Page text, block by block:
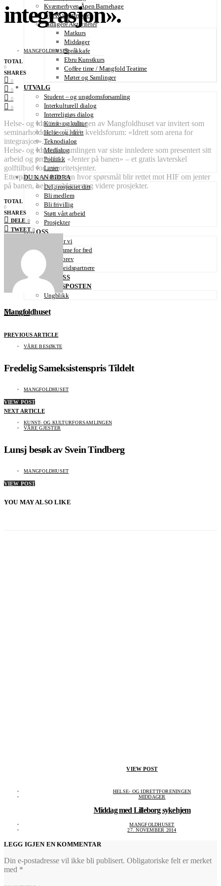
Kværnerbyen Åpen Barnehage
BUA Kværnerbyen
Tidligere Aktiviteter
Matkurs
Middager
Språkkafe
Ebru Kunstkurs
Coffee time / Mangfold Teatime
Møter og Samlinger
UTVALG
Student – og ungdomsforsamling
Interkulturell dialog
Interreligiøs dialog
Kunst- og kultur
Helse- og idrett
Teknodialog
Medialog
Politikk
Lærer
DU KAN BIDRA
Del prosjektet ditt
Bli medlem
Bli frivillig
Støtt vårt arbeid
Prosjekter
OM OSS
Hvem er vi
En stemme for fred
Nyhetsbrev
Samarbeidspartnere
KONTAKT OSS
MANGFOLDSPOSTEN
Ungblikk
0 LIKES
integrasjon».
MANGFOLDHUSET
TOTAL
0
SHARES
0
0
0
0
Helse- og Idrettsforsamlingen av Mangfoldhuset var invitert som
seminarholdere for EMI’s kveldsforum: «Idrett som arena for
integrasjon».
Helse- og Idrettsforsamlingen var siste innledere som presentert sitt
arbeid og prosjektet «Jenter på banen» – et gratis lavterskel
golftilbud for minoritetsjenter.
Etterpå i paneldebatten hvor spørsmål blir rettet mot HIF om jenter
på banen, helseproblemer og videre prosjekter.
TOTAL
0
SHARES
DELE 0
TWEET 0
Mangfoldhuset
PREVIOUS ARTICLE
VÅRE BESØKTE
Fredelig Sameksistenspris Tildelt
MANGFOLDHUSET
VIEW POST
NEXT ARTICLE
KUNST- OG KULTURFORSAMLINGEN
VÅRE GJESTER
Lunsj besøk av Svein Tindberg
MANGFOLDHUSET
VIEW POST
YOU MAY ALSO LIKE
VIEW POST
HELSE- OG IDRETTFORENINGEN
MIDDAGER
Middag med Lilleborg sykehjem
MANGFOLDHUSET
27. NOVEMBER 2014
LEGG IGJEN EN KOMMENTAR
Din e-postadresse vil ikke bli publisert. Obligatoriske felt er merket
med *